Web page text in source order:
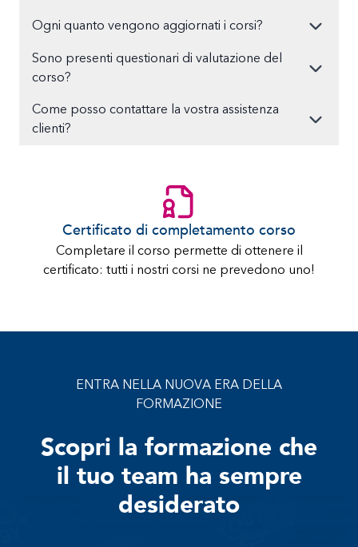
Ogni quanto vengono aggiornati i corsi?
Sono presenti questionari di valutazione del
corso?
Come posso contattare la vostra assistenza
clienti?
Certificato di completamento corso
Completare il corso permette di ottenere il
certificato: tutti i nostri corsi ne prevedono uno!
ENTRA NELLA NUOVA ERA DELLA
FORMAZIONE
Scopri la formazione che
il tuo team ha sempre
desiderato